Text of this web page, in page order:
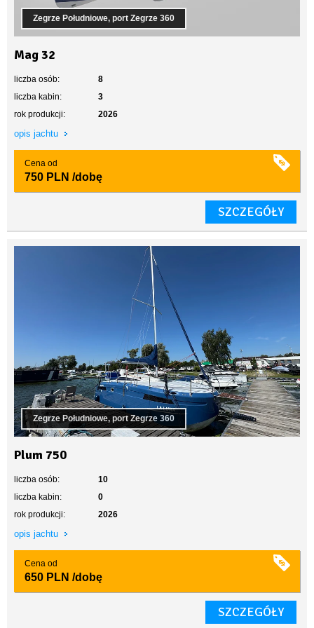
Zegrze Południowe, port Zegrze 360
Mag 32
liczba osób:
8
liczba kabin:
3
rok produkcji:
2026
opis jachtu
Cena od
750 PLN /dobę
SZCZEGÓŁY
Zegrze Południowe, port Zegrze 360
Plum 750
liczba osób:
10
liczba kabin:
0
rok produkcji:
2026
opis jachtu
Cena od
650 PLN /dobę
SZCZEGÓŁY